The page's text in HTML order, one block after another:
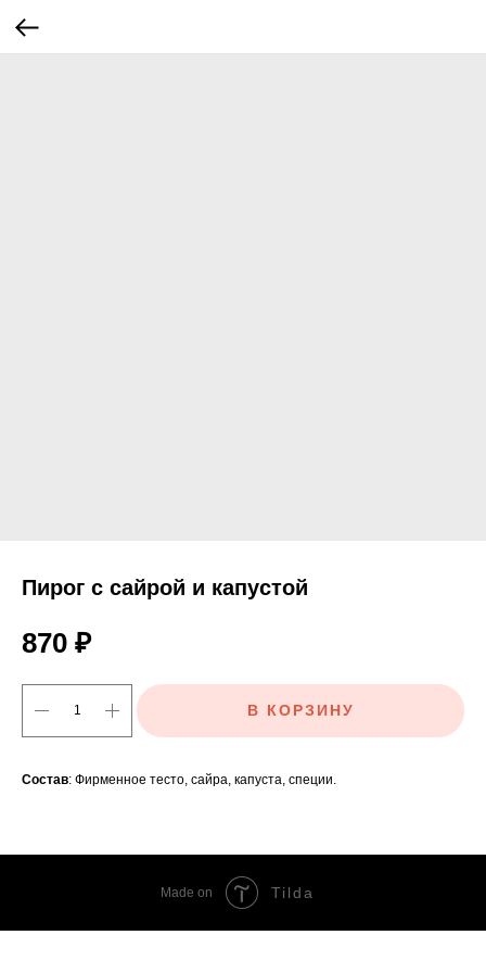
Пирог с сайрой и капустой
870 ₽
В КОРЗИНУ
Состав: Фирменное тесто, сайра, капуста, специи.
Made on Tilda